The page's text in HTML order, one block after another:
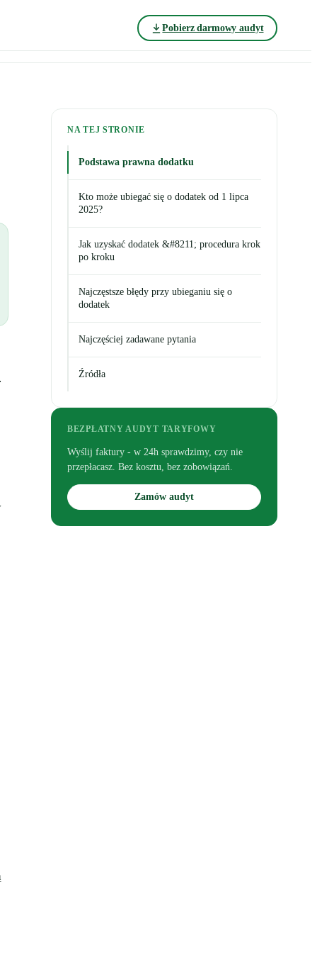
Pobierz darmowy audyt
NA TEJ STRONIE
Podstawa prawna dodatku
Kto może ubiegać się o dodatek od 1 lipca
2025?
Jak uzyskać dodatek &#8211; procedura krok
po kroku
Najczęstsze błędy przy ubieganiu się o
dodatek
Najczęściej zadawane pytania
Źródła
BEZPŁATNY AUDYT TARYFOWY
Wyślij faktury - w 24h sprawdzimy, czy nie
przepłacasz. Bez kosztu, bez zobowiązań.
Zamów audyt